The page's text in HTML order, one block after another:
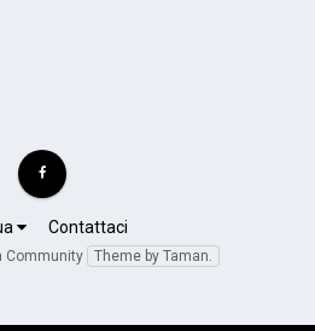
Contattaci
Community Theme by Taman.